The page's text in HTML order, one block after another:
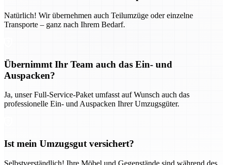
Natürlich! Wir übernehmen auch Teilumzüge oder einzelne
Transporte – ganz nach Ihrem Bedarf.
Übernimmt Ihr Team auch das Ein- und
Auspacken?
Ja, unser Full-Service-Paket umfasst auf Wunsch auch das
professionelle Ein- und Auspacken Ihrer Umzugsgüter.
Ist mein Umzugsgut versichert?
Selbstverständlich! Ihre Möbel und Gegenstände sind während des